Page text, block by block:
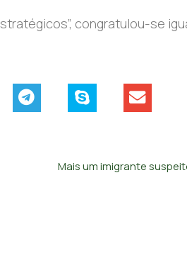
congratulou-se
Mais um imigrante